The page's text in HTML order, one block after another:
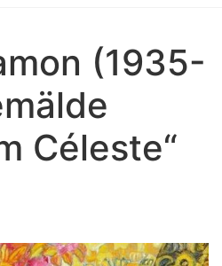
(1935-
Céleste“